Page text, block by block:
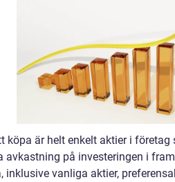
köpa är helt enkelt aktier i
avkastning på investeringen i
inklusive vanliga aktier,